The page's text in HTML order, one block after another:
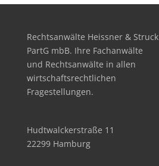
Rechtsanwälte Heissner & Struck
PartG mbB. Ihre Fachanwälte
und Rechtsanwälte in allen
wirtschafts­rechtlichen
Fragestellungen.
Hudtwalckerstraße 11
22299 Hamburg